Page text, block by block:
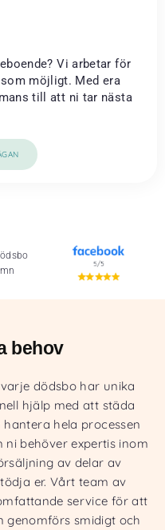
Vi arbetar för
möjligt. Med era
till att ni tar nästa
behov
dödsbo har unika
hjälp med att städa
hela processen
behöver expertis inom
av delar av
er. Vårt team av
service för att
genomförs smidigt och